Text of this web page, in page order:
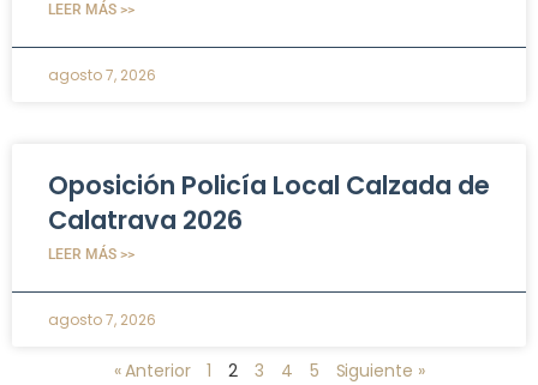
LEER MÁS >>
agosto 7, 2026
Oposición Policía Local Calzada de
Calatrava 2026
LEER MÁS >>
agosto 7, 2026
« Anterior 1 2 3 4 5 Siguiente »